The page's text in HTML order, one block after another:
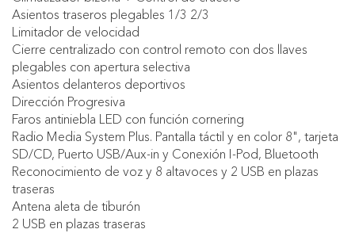
Asientos traseros plegables 1/3 2/3
Limitador de velocidad
Cierre centralizado con control remoto con dos llaves
plegables con apertura selectiva
Asientos delanteros deportivos
Dirección Progresiva
Faros antiniebla LED con función cornering
Radio Media System Plus. Pantalla táctil y en color 8", tarjeta
SD/CD, Puerto USB/Aux-in y Conexión I-Pod, Bluetooth
Reconocimiento de voz y 8 altavoces y 2 USB en plazas
traseras
Antena aleta de tiburón
2 USB en plazas traseras